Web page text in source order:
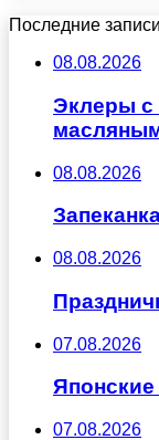
Последние записи
08.08.2026
Эклеры с
08.08.2026
08.08.2026
07.08.2026
07.08.2026